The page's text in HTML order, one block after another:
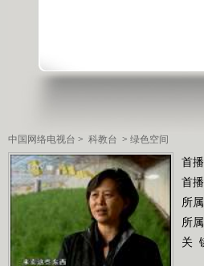
中国网络电视台 > 科教台 > 绿色空间
首
首
所
所
关